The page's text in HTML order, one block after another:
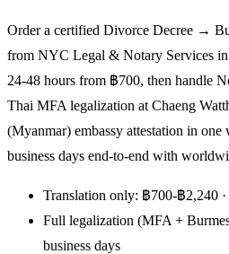
Order a certified Divorce Decree →
from NYC Legal & Notary Services
24-48 hours from ฿700, then handle
Thai MFA legalization at Chaeng
(Myanmar) embassy attestation in
business days end-to-end with
Translation only: ฿700-฿2,240
Full legalization (MFA +
business days